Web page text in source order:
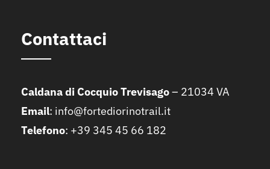
Contattaci
Caldana di Cocquio Trevisago– 21034 VA
Email: info@fortediorinotrail.it
Telefono: +39 345 45 66 182